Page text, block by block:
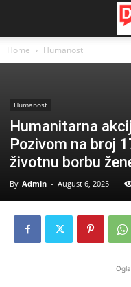
Home Humanost
Humanost
Humanitarna
Pozivom na broj
životnu borbu
By Admin - August 6, 2025